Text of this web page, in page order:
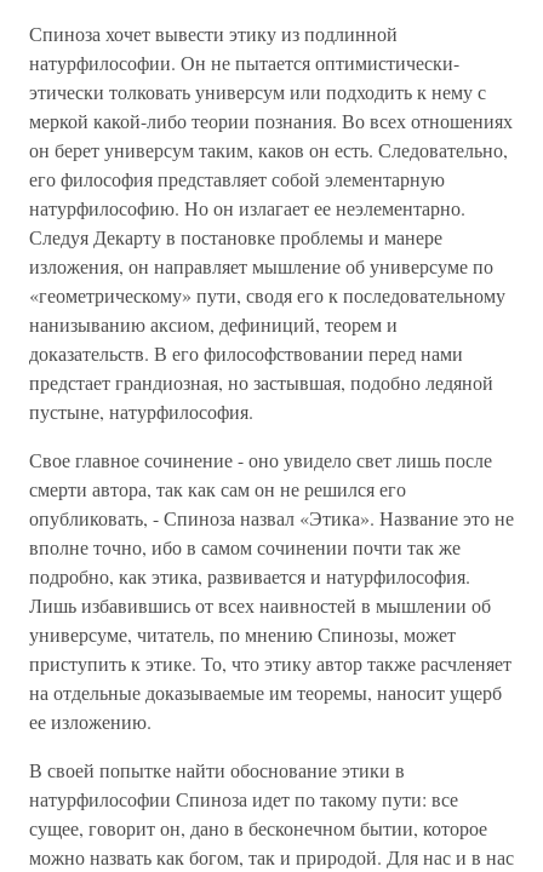
Спиноза хочет вывести этику из подлинной
натурфилософии. Он не пытается оптимистически-
этически толковать универсум или подходить к нему с
меркой какой-либо теории познания. Во всех отношениях
он берет универсум таким, каков он есть. Следовательно,
его философия представляет собой элементарную
натурфилософию. Но он излагает ее неэлементарно.
Следуя Декарту в постановке проблемы и манере
изложения, он направляет мышление об универсуме по
«геометрическому» пути, сводя его к последовательному
нанизыванию аксиом, дефиниций, теорем и
доказательств. В его философствовании перед нами
предстает грандиозная, но застывшая, подобно ледяной
пустыне, натурфилософия.
Свое главное сочинение - оно увидело свет лишь после
смерти автора, так как сам он не решился его
опубликовать, - Спиноза назвал «Этика». Название это не
вполне точно, ибо в самом сочинении почти так же
подробно, как этика, развивается и натурфилософия.
Лишь избавившись от всех наивностей в мышлении об
универсуме, читатель, по мнению Спинозы, может
приступить к этике. То, что этику автор также расчленяет
на отдельные доказываемые им теоремы, наносит ущерб
ее изложению.
В своей попытке найти обоснование этики в
натурфилософии Спиноза идет по такому пути: все
сущее, говорит он, дано в бесконечном бытии, которое
можно назвать как богом, так и природой. Для нас и в нас